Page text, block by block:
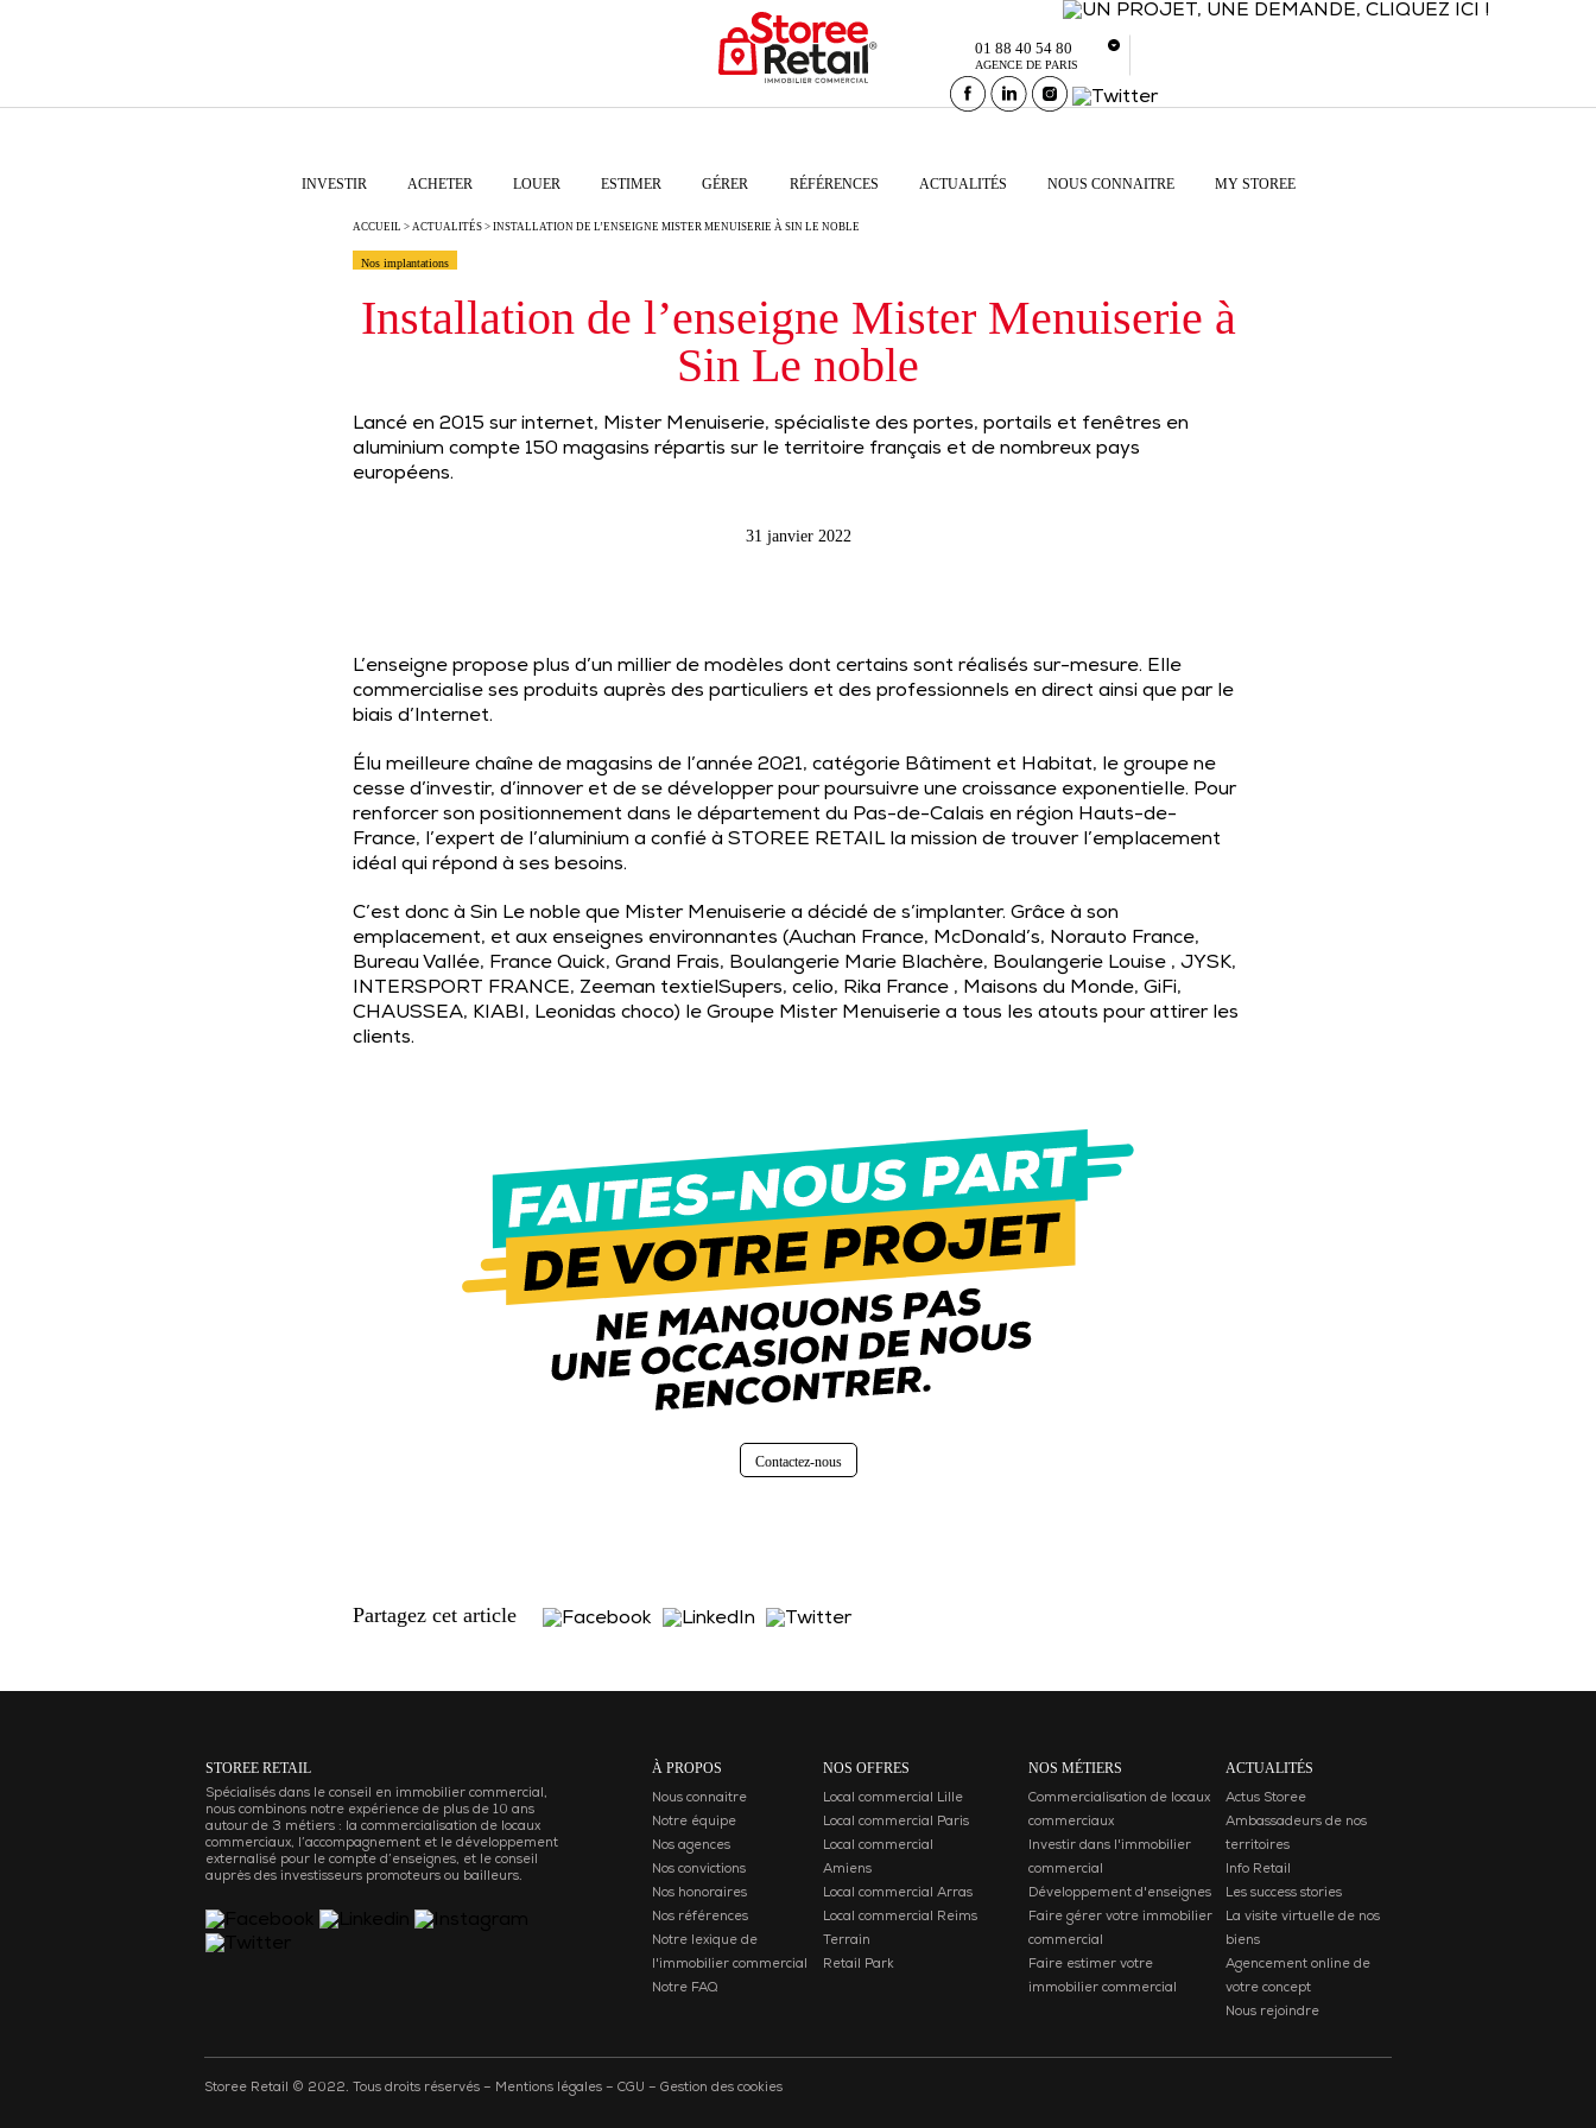
01 88 40 54 80
AGENCE DE PARIS
INVESTIR ACHETER LOUER ESTIMER GÉRER RÉFÉRENCES ACTUALITÉS NOUS CONNAITRE MY STOREE
ACCUEIL > ACTUALITÉS > INSTALLATION DE L’ENSEIGNE MISTER MENUISERIE À SIN LE NOBLE
Nos implantations
Installation de l’enseigne Mister Menuiserie à
Sin Le noble
Lancé en 2015 sur internet, Mister Menuiserie, spécialiste des portes, portails et fenêtres en
aluminium compte 150 magasins répartis sur le territoire français et de nombreux pays
européens.
31 janvier 2022
L’enseigne propose plus d’un millier de modèles dont certains sont réalisés sur-mesure. Elle
commercialise ses produits auprès des particuliers et des professionnels en direct ainsi que par le
biais d’Internet.
Élu meilleure chaîne de magasins de l’année 2021, catégorie Bâtiment et Habitat, le groupe ne
cesse d’investir, d’innover et de se développer pour poursuivre une croissance exponentielle. Pour
renforcer son positionnement dans le département du Pas-de-Calais en région Hauts-de-
France, l’expert de l’aluminium a confié à STOREE RETAIL la mission de trouver l’emplacement
idéal qui répond à ses besoins.
C’est donc à Sin Le noble que Mister Menuiserie a décidé de s’implanter. Grâce à son
emplacement, et aux enseignes environnantes (Auchan France, McDonald’s, Norauto France,
Bureau Vallée, France Quick, Grand Frais, Boulangerie Marie Blachère, Boulangerie Louise , JYSK,
INTERSPORT FRANCE, Zeeman textielSupers, celio, Rika France , Maisons du Monde, GiFi,
CHAUSSEA, KIABI, Leonidas choco) le Groupe Mister Menuiserie a tous les atouts pour attirer les
clients.
Contactez-nous
Partagez cet article
STOREE RETAIL
Spécialisés dans le conseil en immobilier commercial,
nous combinons notre expérience de plus de 10 ans
autour de 3 métiers : la commercialisation de locaux
commerciaux, l’accompagnement et le développement
externalisé pour le compte d’enseignes, et le conseil
auprès des investisseurs promoteurs ou bailleurs.
À PROPOS
Nous connaitre
Notre équipe
Nos agences
Nos convictions
Nos honoraires
Nos références
Notre lexique de
l'immobilier commercial
Notre FAQ
NOS OFFRES
Local commercial Lille
Local commercial Paris
Local commercial
Amiens
Local commercial Arras
Local commercial Reims
Terrain
Retail Park
NOS MÉTIERS
Commercialisation de locaux
commerciaux
Investir dans l'immobilier
commercial
Développement d'enseignes
Faire gérer votre immobilier
commercial
Faire estimer votre
immobilier commercial
ACTUALITÉS
Actus Storee
Ambassadeurs de nos
territoires
Info Retail
Les success stories
La visite virtuelle de nos
biens
Agencement online de
votre concept
Nous rejoindre
Storee Retail © 2022. Tous droits réservés – Mentions légales – CGU – Gestion des cookies